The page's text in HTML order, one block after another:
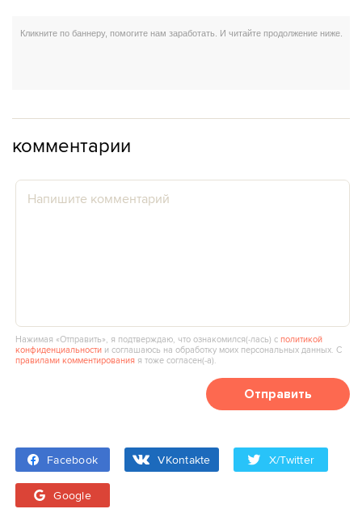
комментарии
Нажимая «Отправить», я подтверждаю, что ознакомился(‑лась) сполитикой
конфиденциальности и соглашаюсь на обработку моих персональных данных. С
правилами комментирования я тоже согласен(‑а).
Отправить
Facebook VKontakte X/Twitter
Google